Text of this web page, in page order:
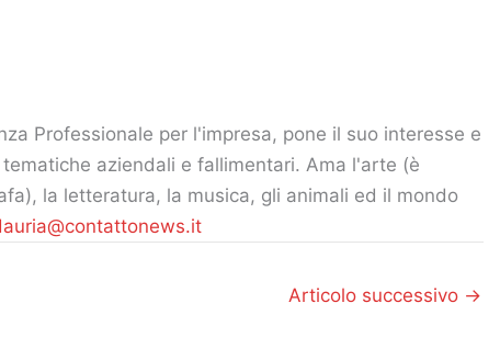
Professionale per l'impresa, pone il suo interesse e
aziendali e fallimentari. Ama l'arte (è
la letteratura, la musica, gli animali ed il mondo
Articolo successivo →